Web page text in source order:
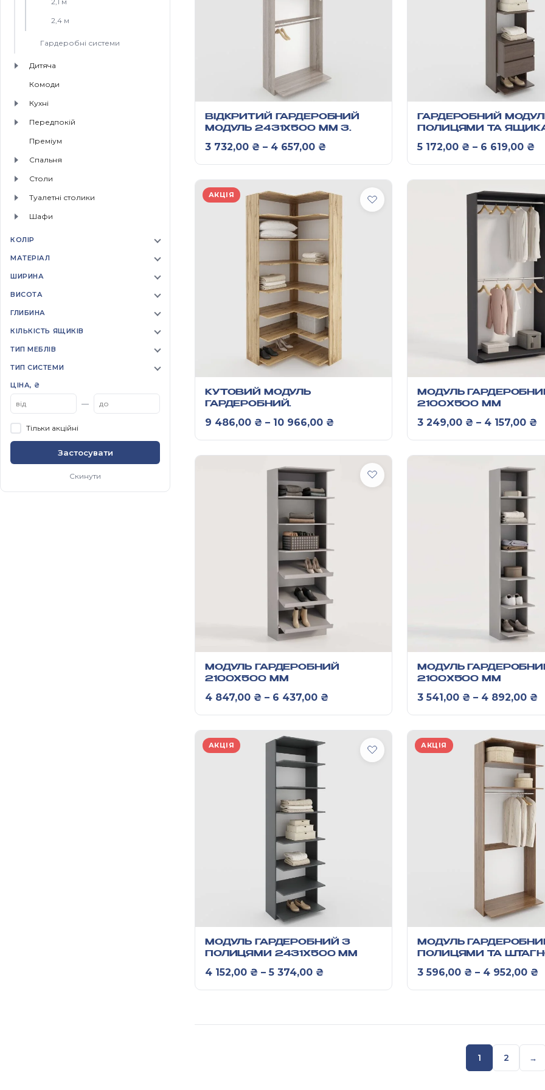
2,4 м
Гардеробні системи
Дитяча
Комоди
Кухнi
Передпокій
Преміум
Спальня
Столи
Туалетні столики
Шафи
КОЛІР
МАТЕРІАЛ
ШИРИНА
ВИСОТА
ГЛИБИНА
КІЛЬКІСТЬ ЯЩИКІВ
ТИП МЕБЛІВ
ТИП СИСТЕМИ
ЦІНА, ₴
—
Тільки акційні
Застосувати
Скинути
ВІДКРИТИЙ ГАРДЕРОБНИЙ
МОДУЛЬ 2431Х500 ММ З
ВІШАЛОК
3 732,00 ₴ – 4 657,00 ₴ Діапазон цін: від 3 732,00 ₴ до 4 657,00
ГАРДЕРОБНИЙ
ПОЛИЦЯМИ ТА
5 172,00 ₴ – 6 619,00 ₴
АКЦІЯ
КУТОВИЙ МОДУЛЬ
ГАРДЕРОБНИЙ
ММ/2431Х1000Х1000ММ
9 486,00 ₴ – 10 966,00 ₴ Діапазон цін: від 9 486,00 ₴ до 10
МОДУЛЬ
2100Х500 ММ
3 249,00 ₴ – 4 157,00 ₴
МОДУЛЬ ГАРДЕРОБНИЙ
2100Х500 ММ
4 847,00 ₴ – 6 437,00 ₴ Діапазон цін: від 4 847,00 ₴ до 6 437,00
МОДУЛЬ
2100Х500 ММ
3 541,00 ₴ – 4 892,00 ₴
АКЦІЯ
МОДУЛЬ ГАРДЕРОБНИЙ З
ПОЛИЦЯМИ 2431Х500 ММ
4 152,00 ₴ – 5 374,00 ₴ Діапазон цін: від 4 152,00 ₴ до 5 374,00 ₴
АКЦІЯ
МОДУЛЬ
ПОЛИЦЯМИ ТА
3 596,00 ₴ – 4 952,00 ₴
1 2 →